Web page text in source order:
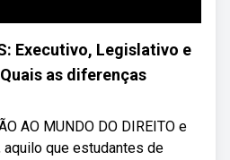
Executivo, Legislativo e
as diferenças
AO MUNDO DO DIREITO e
aquilo que estudantes de